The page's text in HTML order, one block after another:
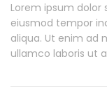
Lorem ipsum dolor
eiusmod tempor
aliqua. Ut enim ad
ullamco laboris ut